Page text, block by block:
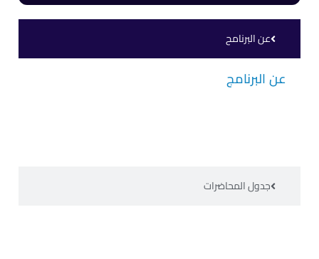
عن البرنامح
جدول المحاضرات
عن البرنامج